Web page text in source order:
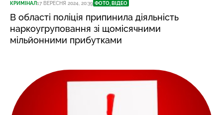
КРИМІНАЛ17 ВЕРЕСНЯ 2024, 20:39 ФОТО, ВІДЕО
В області поліція припинила діяльність
наркоугруповання зі щомісячними
мільйонними прибутками